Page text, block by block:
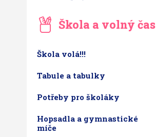
Škola a volný čas
Škola volá!!!
Tabule a tabulky
Potřeby pro školáky
Hopsadla a gymnastické
míče